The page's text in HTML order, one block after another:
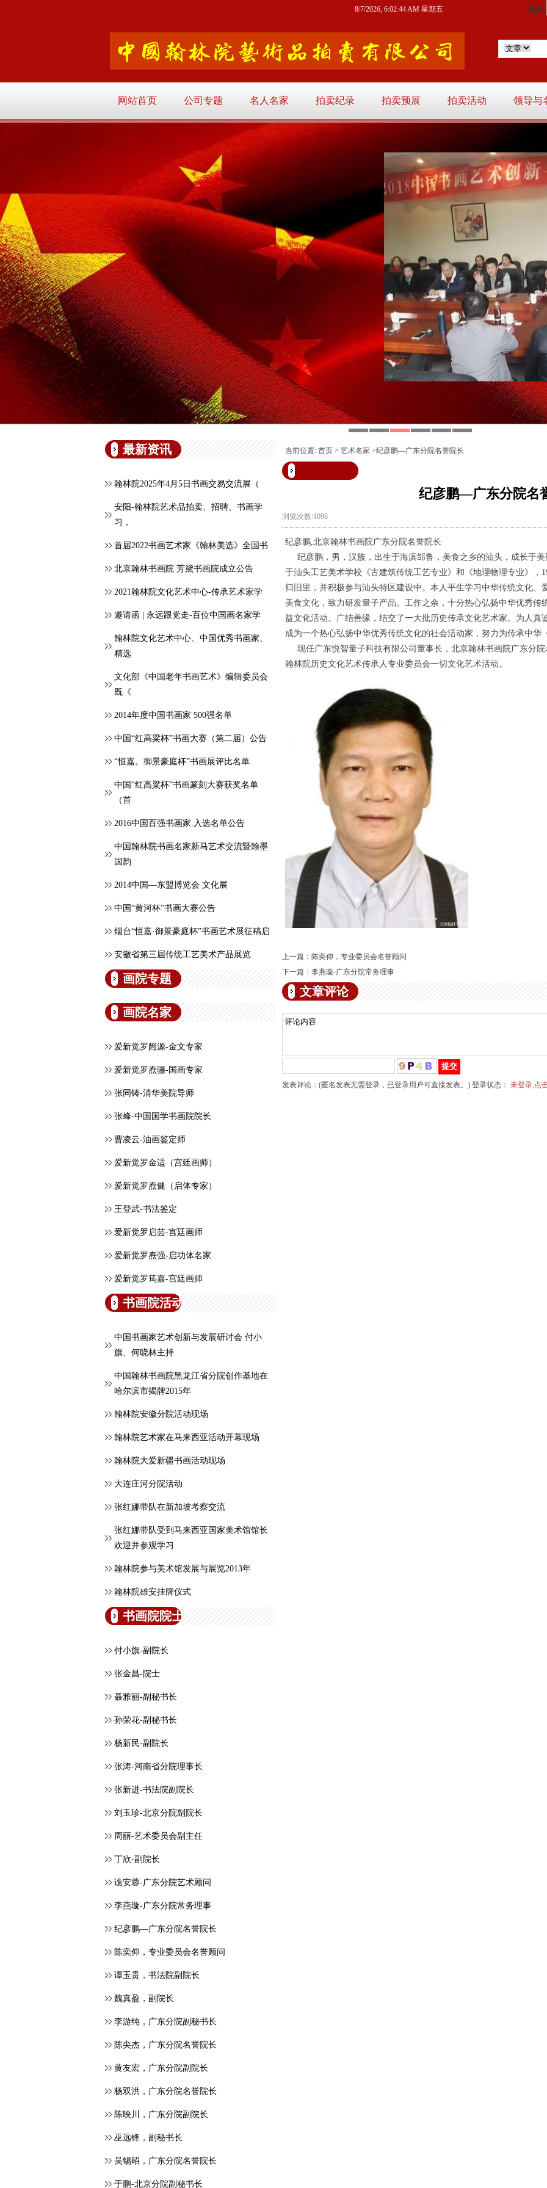
网站首页 公司专题 名人名家 拍卖纪录 拍卖预展 拍卖活动 领导与
8/7/2026, 6:02:45 AM 星期五
1 2 4
最新资讯
翰林院2025年4月5日书画交易交流展（
安阳-翰林院艺术品拍卖、招聘、书画学
习，
首届2022书画艺术家《翰林美选》全国书
北京翰林书画院 芳黛书画院成立公告
2021翰林院文化艺术中心-传承艺术家学
邀请函 | 永远跟党走-百位中国画名家学
翰林院文化艺术中心、中国优秀书画家、
精选
文化部《中国老年书画艺术》编辑委员会
既《
2014年度中国书画家 500强名单
中国“红高粱杯”书画大赛（第二届）公告
“恒嘉。御景豪庭杯”书画展评比名单
中国“红高粱杯”书画篆刻大赛获奖名单
（首
2016中国百强书画家.入选名单公告
中国翰林院书画名家新马艺术交流暨翰墨
国韵
2014中国—东盟博览会 文化展
中国“黄河杯”书画大赛公告
烟台“恒嘉·御景豪庭杯”书画艺术展征稿启
安徽省第三届传统工艺美术产品展览
画院专题
画院名家
爱新觉罗闿源-金文专家
爱新觉罗焘骊-国画专家
张同铸-清华美院导师
张峰-中国国学书画院院长
曹凌云-油画鉴定师
爱新觉罗金适（宫廷画师）
爱新觉罗焘健（启体专家）
王登武-书法鉴定
爱新觉罗启芸-宫廷画师
爱新觉罗焘强-启功体名家
爱新觉罗筠嘉-宫廷画师
书画院活动
中国书画家艺术创新与发展研讨会 付小
旗、何晓林主持
中国翰林书画院黑龙江省分院创作基地在
哈尔滨市揭牌2015年
翰林院安徽分院活动现场
翰林院艺术家在马来西亚活动开幕现场
翰林院大爱新疆书画活动现场
大连庄河分院活动
张红娜带队在新加坡考察交流
张红娜带队受到马来西亚国家美术馆馆长
欢迎并参观学习
翰林院参与美术馆发展与展览2013年
翰林院雄安挂牌仪式
书画院院士
付小旗-副院长
张金昌-院士
聂雅丽-副秘书长
孙荣花-副秘书长
杨新民-副院长
张涛-河南省分院理事长
张新进-书法院副院长
刘玉珍-北京分院副院长
周丽-艺术委员会副主任
丁欣-副院长
谯安蓉-广东分院艺术顾问
李燕璇-广东分院常务理事
纪彦鹏—广东分院名誉院长
​陈奕仰，专业委员会名誉顾问
谭玉贵，书法院副院长
魏真盈，副院长
李游纯，广东分院副秘书长
陈尖杰，广东分院名誉院长
黄友宏，广东分院副院长
杨双洪，广东分院名誉院长
陈映川，广东分院副院长
巫远锋，副秘书长
吴锡昭，广东分院名誉院长
于鹏-北京分院副秘书长
当前位置: 首页 > 艺术名家 >纪彦鹏—广东分院名誉院长
纪彦鹏—广东分院名
浏览次数:1098
纪彦鹏,北京翰林书画院广东分院名誉院长
纪彦鹏，男，汉族，出生于海滨邹鲁，美食之乡的汕头，成长于
于汕头工艺美术学校《古建筑传统工艺专业》和《地理物理专业》，
归旧里，并积极参与汕头特区建设中。本人平生学习中华传统文化
美食文化，致力研发量子产品。工作之余，十分热心弘扬中华优秀
益文化活动。广结善缘，结交了一大批历史传承文化艺术家。为人真
成为一个热心弘扬中华优秀传统文化的社会活动家，努力为传承中华
现任广东悦智量子科技有限公司董事长，北京翰林书画院广东分
翰林院历史文化艺术传承人专业委员会一切文化艺术活动。
上一篇： ​陈奕仰，专业委员会名誉顾问
下一篇： 李燕璇-广东分院常务理事
文章评论
发表评论：(匿名发表无需登录，已登录用户可直接发表。) 登录状态： 未登录,点